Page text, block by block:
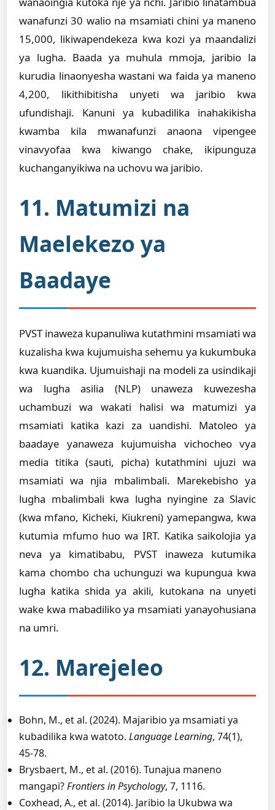
wanafunzi 30 walio na msamiati chini ya maneno
15,000, likiwapendekeza kwa kozi ya maandalizi
ya lugha. Baada ya muhula mmoja, jaribio la
kurudia linaonyesha wastani wa faida ya maneno
4,200, likithibitisha unyeti wa jaribio kwa
ufundishaji. Kanuni ya kubadilika inahakikisha
kwamba kila mwanafunzi anaona vipengee
vinavyofaa kwa kiwango chake, ikipunguza
kuchanganyikiwa na uchovu wa jaribio.
11. Matumizi na
Maelekezo ya
Baadaye
PVST inaweza kupanuliwa kutathmini msamiati wa
kuzalisha kwa kujumuisha sehemu ya kukumbuka
kwa kuandika. Ujumuishaji na modeli za usindikaji
wa lugha asilia (NLP) unaweza kuwezesha
uchambuzi wa wakati halisi wa matumizi ya
msamiati katika kazi za uandishi. Matoleo ya
baadaye yanaweza kujumuisha vichocheo vya
media titika (sauti, picha) kutathmini ujuzi wa
msamiati wa njia mbalimbali. Marekebisho ya
lugha mbalimbali kwa lugha nyingine za Slavic
(kwa mfano, Kicheki, Kiukreni) yamepangwa, kwa
kutumia mfumo huo wa IRT. Katika saikolojia ya
neva ya kimatibabu, PVST inaweza kutumika
kama chombo cha uchunguzi wa kupungua kwa
lugha katika shida ya akili, kutokana na unyeti
wake kwa mabadiliko ya msamiati yanayohusiana
na umri.
12. Marejeleo
Bohn, M., et al. (2024). Majaribio ya msamiati ya
kubadilika kwa watoto. Language Learning, 74(1),
45-78.
Brysbaert, M., et al. (2016). Tunajua maneno
mangapi?Frontiers in Psychology, 7, 1116.
Coxhead, A., et al. (2014). Jaribio la Ukubwa wa